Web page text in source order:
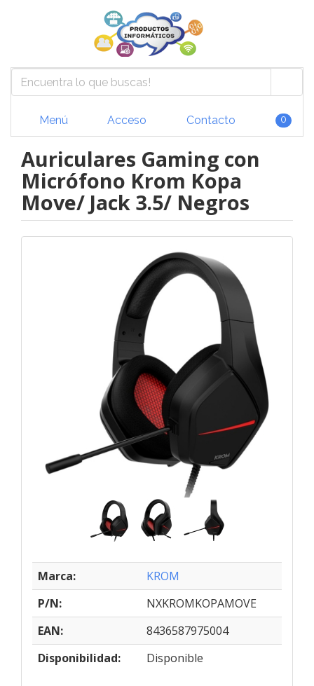
Menú Acceso Contacto 0
Auriculares Gaming con
Micrófono Krom Kopa
Move/ Jack 3.5/ Negros
Marca:
KROM
P/N:
NXKROMKOPAMOVE
EAN:
8436587975004
Disponibilidad:
Disponible